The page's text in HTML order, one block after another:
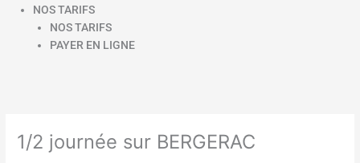
NOS TARIFS
NOS TARIFS
PAYER EN LIGNE
1/2 journée sur BERGERAC